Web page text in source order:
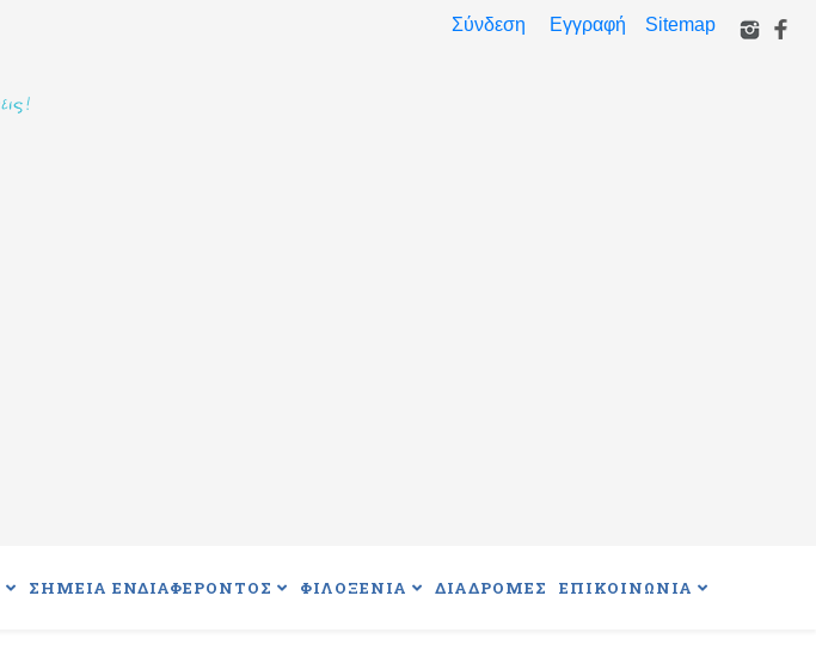
Σύνδεση Εγγραφή Sitemap
ΣΗΜΕΙΑ ΕΝΔΙΑΦΕΡΟΝΤΟΣ ΦΙΛΟΞΕΝΙΑ ΔΙΑΔΡΟΜΕΣ ΕΠΙΚΟΙΝΩΝΙΑ